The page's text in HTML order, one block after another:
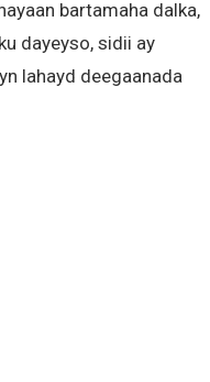
bartamaha dalka,
dayeyso, sidii ay
lahayd deegaanada